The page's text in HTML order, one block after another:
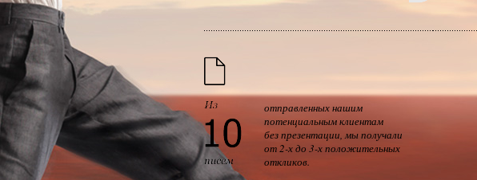
отправленных нашим
потенциальным клиентам
без презентации, мы получали
от 2-х до 3-х положительных
откликов.